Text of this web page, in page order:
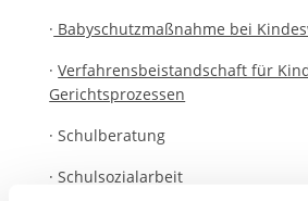
· Babyschutzmaßnahme bei
·Verfahrensbeistandschaft für
Gerichtsprozessen
· Schulberatung
· Schulsozialarbeit